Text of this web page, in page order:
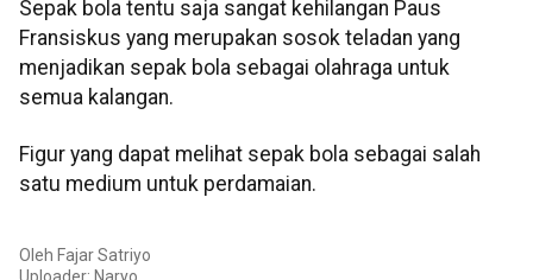
Sepak bola tentu saja sangat kehilangan Paus
Fransiskus yang merupakan sosok teladan yang
menjadikan sepak bola sebagai olahraga untuk
semua kalangan.
Figur yang dapat melihat sepak bola sebagai salah
satu medium untuk perdamaian.
Oleh Fajar Satriyo